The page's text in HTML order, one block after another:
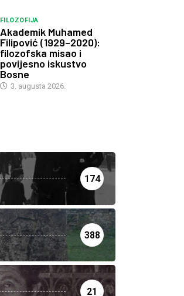
FILOZOFIJA
Akademik Muhamed
Filipović (1929–2020):
filozofska misao i
povijesno iskustvo
Bosne
3. augusta 2026.
174
388
21